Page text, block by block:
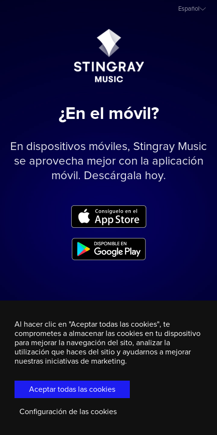
Español
¿En el móvil?
En dispositivos móviles, Stingray Music
se aprovecha mejor con la aplicación
móvil. Descárgala hoy.
Al hacer clic en "Aceptar todas las cookies", te
comprometes a almacenar las cookies en tu dispositivo
para mejorar la navegación del sito, analizar la
utilización que haces del sitio y ayudarnos a mejorar
nuestras iniciativas de marketing.
Aceptar todas las cookies
Configuración de las cookies